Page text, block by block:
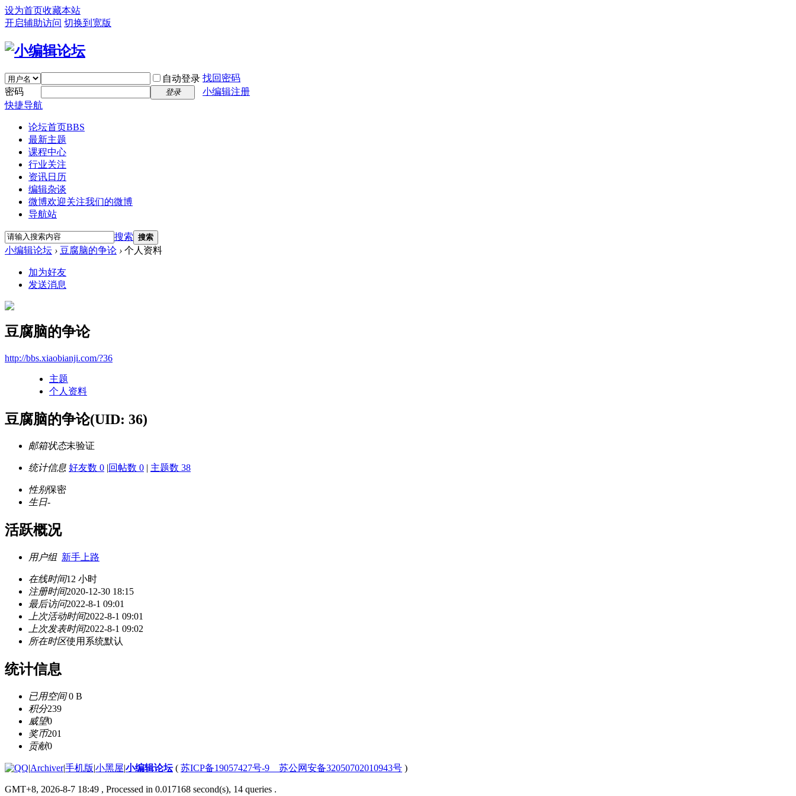
设为首页收藏本站
开启辅助访问 切换到宽版
自动登录 找回密码
密码
登录
小编辑注册
快捷导航
论坛首页BBS
最新主题
课程中心
行业关注
资讯日历
编辑杂谈
微博欢迎关注我们的微博
导航站
搜索 搜索
小编辑论坛 › 豆腐脑的争论 › 个人资料
加为好友
发送消息
豆腐脑的争论
http://bbs.xiaobianji.com/?36
主题
个人资料
豆腐脑的争论(UID: 36)
邮箱状态未验证
统计信息 好友数 0 |回帖数 0 | 主题数 38
性别保密
生日-
活跃概况
用户组 新手上路
在线时间12 小时
注册时间2020-12-30 18:15
最后访问2022-8-1 09:01
上次活动时间2022-8-1 09:01
上次发表时间2022-8-1 09:02
所在时区使用系统默认
统计信息
已用空间0 B
积分239
威望0
奖币201
贡献0
|Archiver|手机版|小黑屋|小编辑论坛( 苏ICP备19057427号-9 苏公网安备32050702010943号 )
GMT+8, 2026-8-7 18:49 , Processed in 0.017168 second(s), 14 queries .